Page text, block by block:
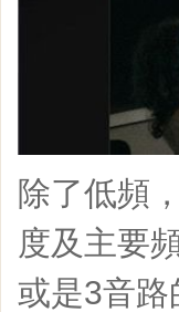
除了低頻
度及主要
或是3音路